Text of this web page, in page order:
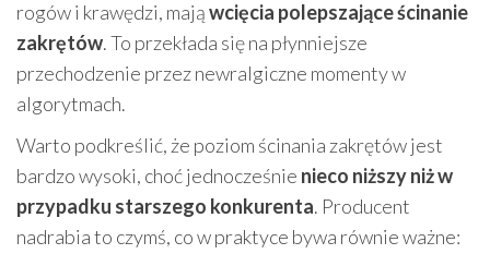
rogów i krawędzi, mająwcięcia polepszające ścinanie
zakrętów. To przekłada się na płynniejsze
przechodzenie przez newralgiczne momenty w
algorytmach.
Warto podkreślić, że poziom ścinania zakrętów jest
bardzo wysoki, choć jednocześnie nieco niższy niż w
przypadku starszego konkurenta. Producent
nadrabia to czymś, co w praktyce bywa równie ważne: